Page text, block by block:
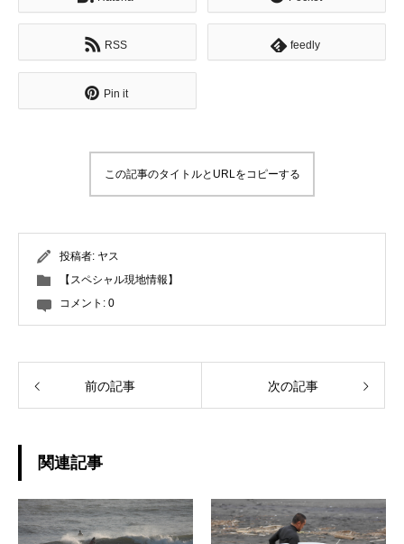
RSS feedly
Pin it
この記事のタイトルとURLをコピーする
投稿者: ヤス
【スペシャル現地情報】
コメント: 0
前の記事 次の記事
関連記事